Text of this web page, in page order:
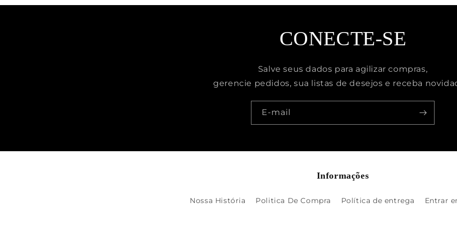
CONECTE-SE
Salve seus dados para agilizar compras,
gerencie pedidos, sua listas de desejos e receba
E-mail
Informações
Nossa História Politica De Compra Política de entrega Entrar